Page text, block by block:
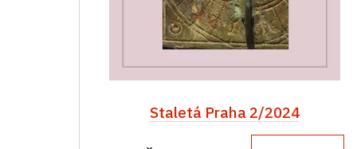
Staletá Praha 2/2024